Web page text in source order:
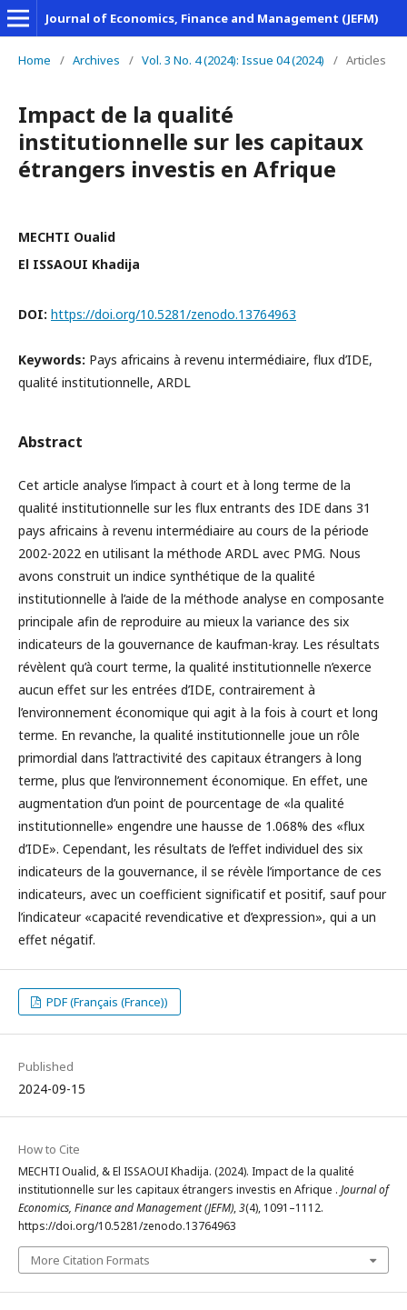
Journal of Economics, Finance and Management (JEFM)
Home / Archives / Vol. 3 No. 4 (2024): Issue 04 (2024) / Articles
Impact de la qualité
institutionnelle sur les capitaux
étrangers investis en Afrique
MECHTI Oualid
El ISSAOUI Khadija
DOI: https://doi.org/10.5281/zenodo.13764963
Keywords: Pays africains à revenu intermédiaire, flux d’IDE,
qualité institutionnelle, ARDL
Abstract
Cet article analyse l’impact à court et à long terme de la
qualité institutionnelle sur les flux entrants des IDE dans 31
pays africains à revenu intermédiaire au cours de la période
2002-2022 en utilisant la méthode ARDL avec PMG. Nous
avons construit un indice synthétique de la qualité
institutionnelle à l’aide de la méthode analyse en composante
principale afin de reproduire au mieux la variance des six
indicateurs de la gouvernance de kaufman-kray. Les résultats
révèlent qu’à court terme, la qualité institutionnelle n’exerce
aucun effet sur les entrées d’IDE, contrairement à
l’environnement économique qui agit à la fois à court et long
terme. En revanche, la qualité institutionnelle joue un rôle
primordial dans l’attractivité des capitaux étrangers à long
terme, plus que l’environnement économique. En effet, une
augmentation d’un point de pourcentage de «la qualité
institutionnelle» engendre une hausse de 1.068% des «flux
d’IDE». Cependant, les résultats de l’effet individuel des six
indicateurs de la gouvernance, il se révèle l’importance de ces
indicateurs, avec un coefficient significatif et positif, sauf pour
l’indicateur «capacité revendicative et d’expression», qui a un
effet négatif.
PDF (Français (France))
Published
2024-09-15
How to Cite
MECHTI Oualid, & El ISSAOUI Khadija. (2024). Impact de la qualité
institutionnelle sur les capitaux étrangers investis en Afrique . Journal of
Economics, Finance and Management (JEFM),3(4), 1091–1112.
https://doi.org/10.5281/zenodo.13764963
More Citation Formats